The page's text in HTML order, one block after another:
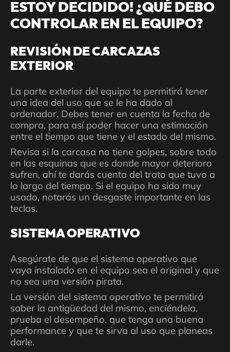
ESTOY DECIDIDO! ¿QUÉ DEBO
CONTROLAR EN EL EQUIPO?
REVISIÓN DE CARCAZAS
EXTERIOR
La parte exterior del equipo te permitirá tener
una idea del uso que se le ha dado al
ordenador. Debes tener en cuenta la fecha de
compra, para así poder hacer una estimación
entre el tiempo que tiene y el estado del mismo.
Revisa si la carcasa no tiene golpes, sobre todo
en las esquinas que es donde mayor deterioro
sufren, ahí te darás cuenta del trato que tuvo a
lo largo del tiempo. Si el equipo ha sido muy
usado, notarás un desgaste importante en las
teclas.
SISTEMA OPERATIVO
Asegúrate de que el sistema operativo que
vaya instalado en el equipo sea el original y que
no sea una versión pirata.
La versión del sistema operativo te permitirá
saber la antigüedad del mismo, enciéndela,
prueba el desempeño, que tenga una buena
performance y que te sirva al uso que planeas
darle.